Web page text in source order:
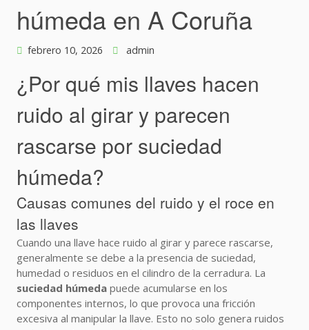
húmeda en A Coruña
febrero 10, 2026 admin
¿Por qué mis llaves hacen
ruido al girar y parecen
rascarse por suciedad
húmeda?
Causas comunes del ruido y el roce en
las llaves
Cuando una llave hace ruido al girar y parece rascarse,
generalmente se debe a la presencia de suciedad,
humedad o residuos en el cilindro de la cerradura. La
suciedad húmeda puede acumularse en los
componentes internos, lo que provoca una fricción
excesiva al manipular la llave. Esto no solo genera ruidos